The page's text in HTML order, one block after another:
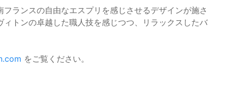
ランスの自由なエスプリを感じさせるデザインが施さ
トンの卓越した職人技を感じつつ、リラックスしたバ
をご覧ください。